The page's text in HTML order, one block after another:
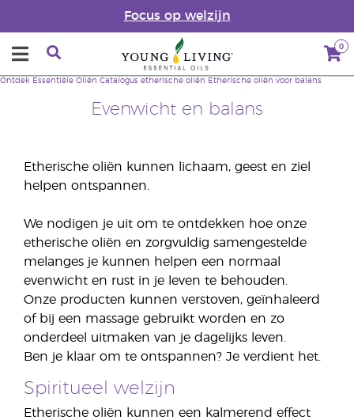
Focus op welzijn
0
Evenwicht en balans
Ontdek Essentiële Oliën Catalogus etherische oliën Etherische oliën voor balans
Etherische oliën kunnen lichaam, geest en ziel
helpen ontspannen.
We nodigen je uit om te ontdekken hoe onze
etherische oliën en zorgvuldig samengestelde
melanges je kunnen helpen een normaal
evenwicht en rust in je leven te behouden.
Onze producten kunnen verstoven, geïnhaleerd
of bij een massage gebruikt worden en zo
onderdeel uitmaken van je dagelijks leven.
Ben je klaar om te ontspannen? Je verdient het.
Spiritueel welzijn
Etherische oliën kunnen een kalmerend effect